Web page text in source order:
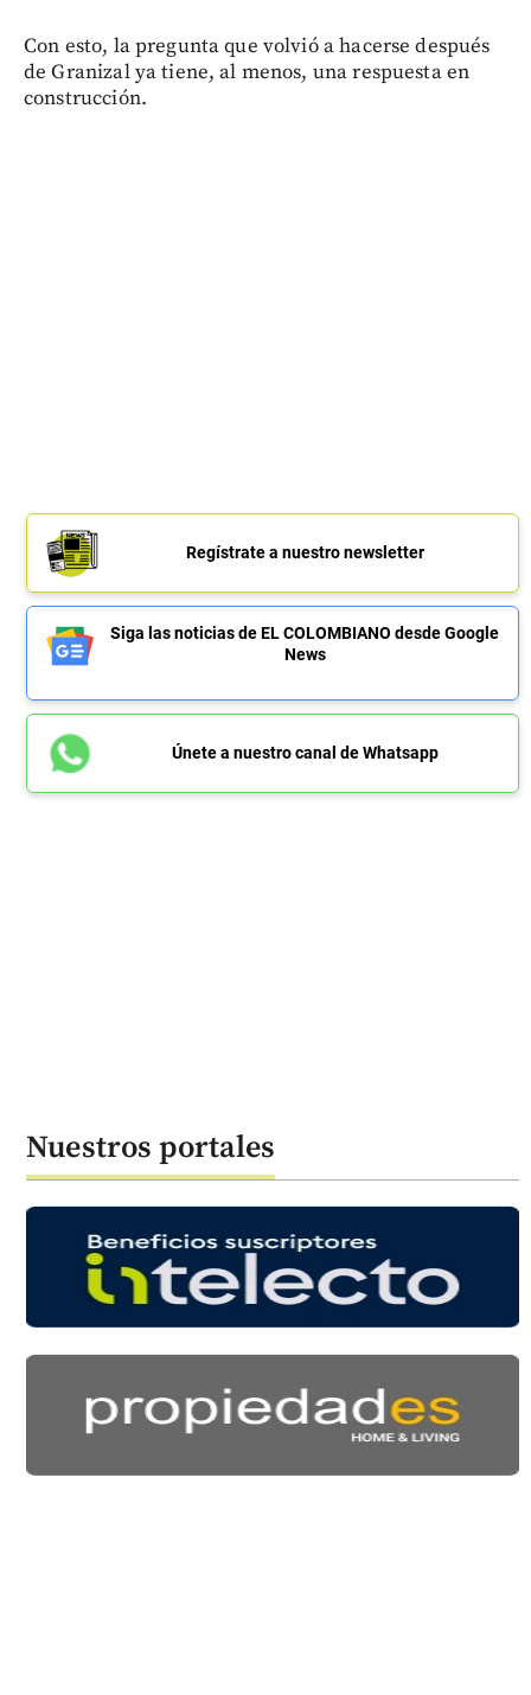
Con esto, la pregunta que volvió a hacerse después
de Granizal ya tiene, al menos, una respuesta en
construcción.
Regístrate a nuestro newsletter
Siga las noticias de EL COLOMBIANO desde Google
News
Únete a nuestro canal de Whatsapp
Nuestros portales